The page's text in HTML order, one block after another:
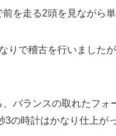
を走る2頭を見ながら単
りで稽古を行いました
、バランスの取れたフォ
3の時計はかなり仕上が